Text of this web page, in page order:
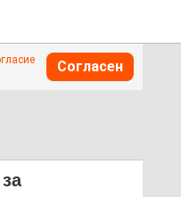
Согласен